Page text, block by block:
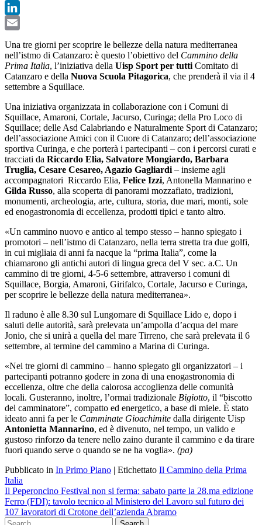
WhatsApp
LinkedIn
Una tre giorni per scoprire le bellezze della natura mediterranea
nell’istmo di Catanzaro: è questo l’obiettivo del Cammino della
Prima Italia, l’iniziativa della Uisp Sport per tuttiComitato di
Catanzaro e della Nuova Scuola Pitagorica, che prenderà il via il 4
settembre a Squillace.
Una iniziativa organizzata in collaborazione con i Comuni di
Squillace, Amaroni, Cortale, Jacurso, Curinga; della Pro Loco di
Squillace; delle Asd Calabriando e Naturalmente Sport di Catanzaro;
dell’associazione Amici con il Cuore di Catanzaro; dell’associazione
sportiva Curinga, e che porterà i partecipanti – con i percorsi curati e
tracciati da Riccardo Elia, Salvatore Mongiardo, Barbara
Truglia, Cesare Cesareo, Agazio Gagliardi– insieme agli
accompagnatori Riccardo Elia, Felice Izzi, Antonella Mannarino e
Gilda Russo, alla scoperta di panorami mozzafiato, tradizioni,
monumenti, archeologia, arte, cultura, storia, due mari, monti, sole
ed enogastronomia di eccellenza, prodotti tipici e tanto altro.
«Un cammino nuovo e antico al tempo stesso – hanno spiegato i
promotori – nell’istmo di Catanzaro, nella terra stretta tra due golfi,
in cui migliaia di anni fa nacque la “prima Italia”, come la
chiamarono gli antichi autori di lingua greca del V sec. a.C. Un
cammino di tre giorni, 4-5-6 settembre, attraverso i comuni di
Squillace, Borgia, Amaroni, Girifalco, Cortale, Jacurso e Curinga,
per scoprire le bellezze della natura mediterranea».
Il raduno è alle 8.30 sul Lungomare di Squillace Lido e, dopo i
saluti delle autorità, sarà prelevata un’ampolla d’acqua del mare
Jonio, che si unirà a quella del mare Tirreno, che sarà prelevata il 6
settembre, al termine del cammino a Marina di Curinga.
«Nei tre giorni di cammino – hanno spiegato gli organizzatori – i
partecipanti potranno godere in zona di una enogastronomia di
eccellenza, oltre che della calorosa accoglienza delle comunità
locali. Gusteranno, inoltre, l’ormai tradizionale Bigiotto, il “biscotto
del camminatore”, compatto ed energetico, a base di miele. È stato
ideato anni fa per le Camminate Gioachimite dalla dirigente Uisp
Antonietta Mannarino, ed è divenuto, nel tempo, un valido e
gustoso rinforzo da tenere nello zaino durante il cammino e da tirare
fuori quando serve o quando se ne ha voglia». (pa)
Pubblicato in In Primo Piano | Etichettato Il Cammino della Prima
Italia
Navigazione
articoli
Il Peperoncino Festival non si ferma: sabato parte la 28.ma edizione
Ferro (FDI): tavolo tecnico al Ministero del Lavoro sul futuro dei
107 lavoratori di Crotone dell’azienda Abramo